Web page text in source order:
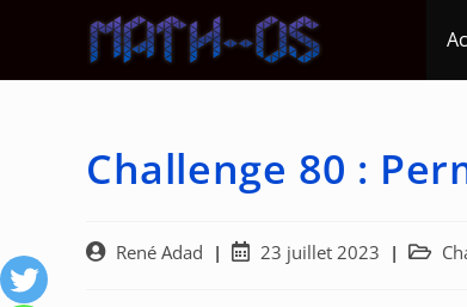
content
Challenge 80 :
Auteur/autrice
René Adad
Post23 juillet 2023
Post